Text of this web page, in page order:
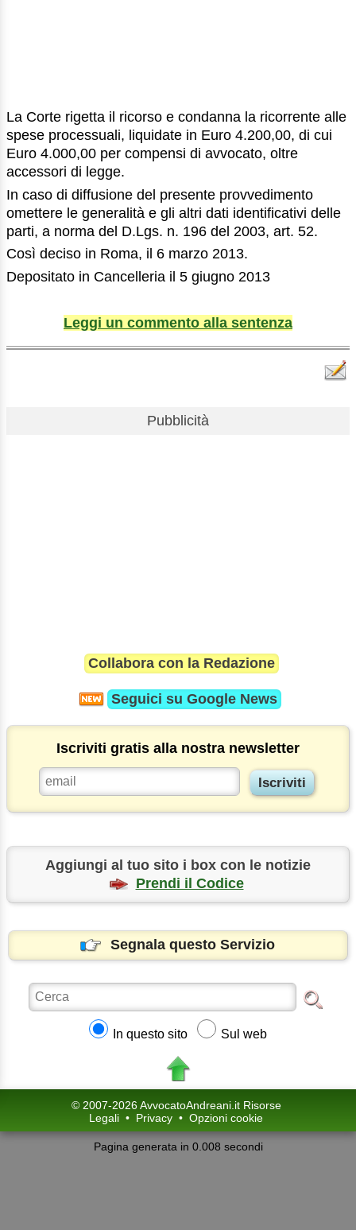
La Corte rigetta il ricorso e condanna la ricorrente alle
spese processuali, liquidate in Euro 4.200,00, di cui
Euro 4.000,00 per compensi di avvocato, oltre
accessori di legge.
In caso di diffusione del presente provvedimento
omettere le generalità e gli altri dati identificativi delle
parti, a norma del D.Lgs. n. 196 del 2003, art. 52.
Così deciso in Roma, il 6 marzo 2013.
Depositato in Cancelleria il 5 giugno 2013
Leggi un commento alla sentenza
Pubblicità
Collabora con la Redazione
Seguici su Google News
Iscriviti gratis alla nostra newsletter
Aggiungi al tuo sito i box con le notizie
Prendi il Codice
Segnala questo Servizio
In questo sito Sul web
© 2007-2026 AvvocatoAndreani.it Risorse
Legali • Privacy • Opzioni cookie
Pagina generata in 0.008 secondi